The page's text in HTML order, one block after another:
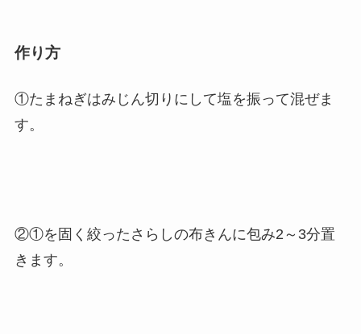
作り方
①たまねぎはみじん切りにして塩を振って混ぜま
す。
②①を固く絞ったさらしの布きんに包み2～3分置
きます。